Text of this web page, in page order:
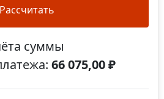
Рассчитать
суммы
66 075,00 ₽